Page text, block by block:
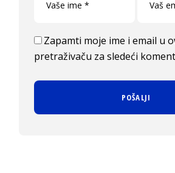
Zapamti moje ime i email u
pretraživaču za sledeći